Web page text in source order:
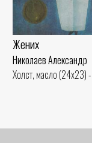
Жених
Николаев Александр
Холст, масло (24x23)